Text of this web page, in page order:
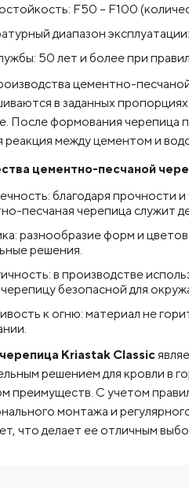
F50 – F100
диапазон
50 лет и более при
цементно-
в заданных
После формования черепица
реакция между цементом и
цементно-песчаной
благодаря прочности
песчаная черепица служит
разнообразие форм и
решения.
в производстве
безопасной для
к огню: материал не
Kriastak Classic
решением для кровли в
преимуществ. С учетом
монтажа и
что делает ее отличным